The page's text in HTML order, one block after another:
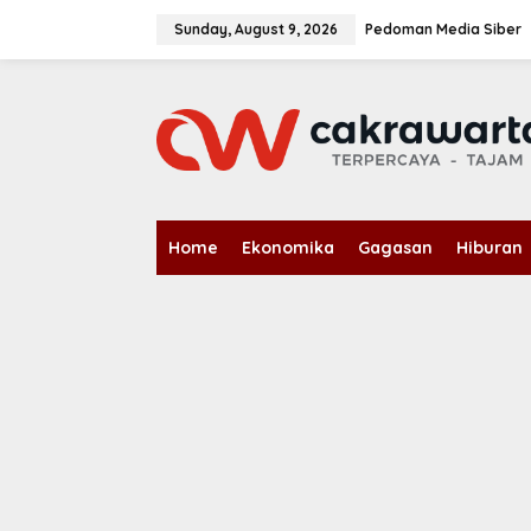
Sunday, August 9, 2026 Pedoman Media Siber
Home Ekonomika Gagasan Hiburan